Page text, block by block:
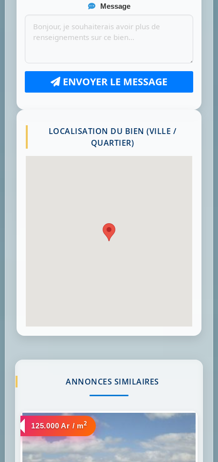
Message
ENVOYER LE MESSAGE
LOCALISATION DU BIEN (VILLE /
QUARTIER)
ANNONCES SIMILAIRES
a vendre
125.000 Ar / m2